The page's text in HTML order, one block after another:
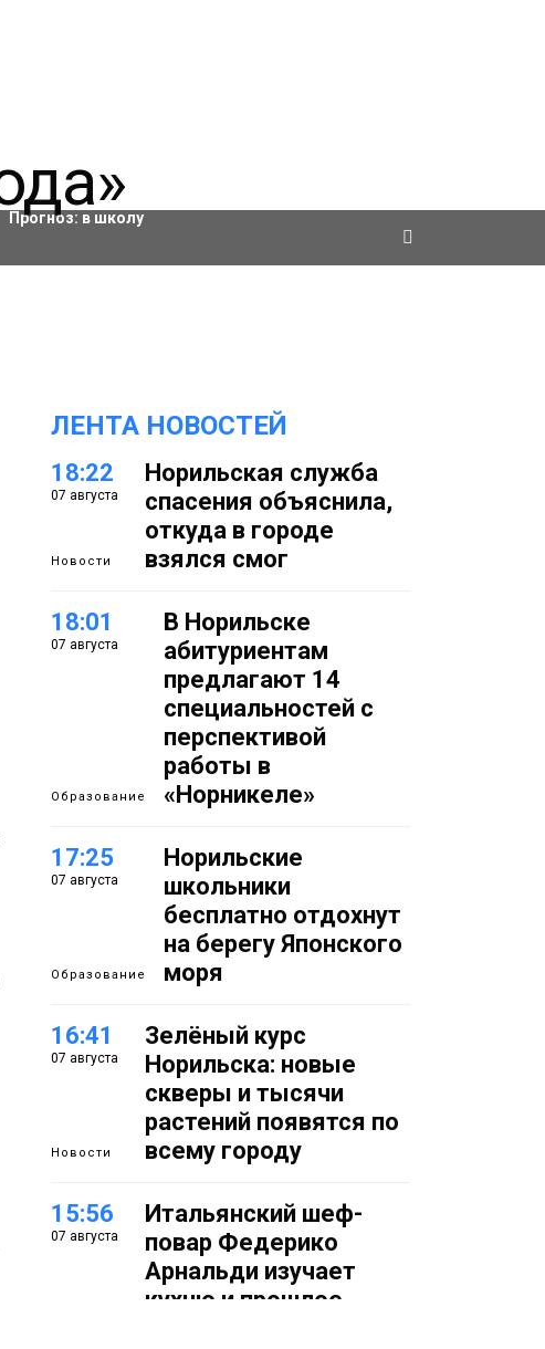
Актировки
Прогноз: в школу
ЛЕНТА НОВОСТЕЙ
18:22
07 августа
Новости
Норильская служба
спасения объяснила,
откуда в городе
взялся смог
18:01
07 августа
Образование
В Норильске
абитуриентам
предлагают 14
специальностей с
перспективой
работы в
«Норникеле»
17:25
07 августа
Образование
Норильские
школьники
бесплатно отдохнут
на берегу Японского
моря
16:41
07 августа
Новости
Зелёный курс
Норильска: новые
скверы и тысячи
растений появятся по
всему городу
15:56
07 августа
Итальянский шеф-
повар Федерико
Арнальди изучает
кухню и прошлое